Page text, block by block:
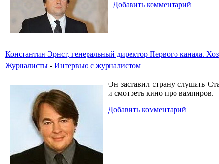
Добавить комментарий
Константин Эрнст, генеральный директор Первого канала.
Журналисты - Интервью с журналистом
Он заставил страну слушать
и смотреть кино про вампиров.
Добавить комментарий